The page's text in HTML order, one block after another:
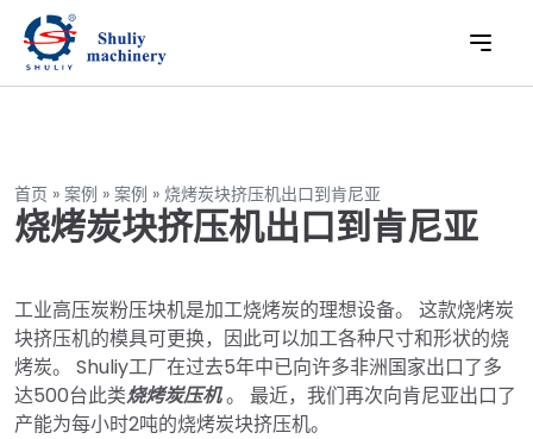
首页 » 案例 » 案例 » 烧烤炭块挤压机出口到肯尼亚
烧烤炭块挤压机出口到肯尼亚
工业高压炭粉压块机是加工烧烤炭的理想设备。 这款烧烤炭
块挤压机的模具可更换，因此可以加工各种尺寸和形状的烧
烤炭。 Shuliy工厂在过去5年中已向许多非洲国家出口了多
达500台此类烧烤炭压机。 最近，我们再次向肯尼亚出口了
产能为每小时2吨的烧烤炭块挤压机。